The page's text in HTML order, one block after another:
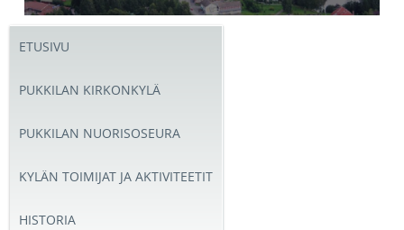
ETUSIVU
PUKKILAN KIRKONKYLÄ
PUKKILAN NUORISOSEURA
KYLÄN TOIMIJAT JA AKTIVITEETIT
HISTORIA